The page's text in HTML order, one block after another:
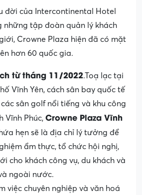
đời của Intercontinental Hotel
những tập đoàn quản lý khách
Crowne Plaza hiện đã có mặt
hơn 60 quốc gia.
từ tháng 11/2022.Toạ lạc tại
Vĩnh Yên, cách sân bay quốc tế
sân golf nổi tiếng và khu công
Vĩnh Phúc, Crowne Plaza Vĩnh
hứa hẹn sẽ là địa chỉ lý tưởng để
ẩm thực, tổ chức hội nghị,
cho khách công vụ, du khách và
ngoài nước.
việc chuyên nghiệp và văn hoá